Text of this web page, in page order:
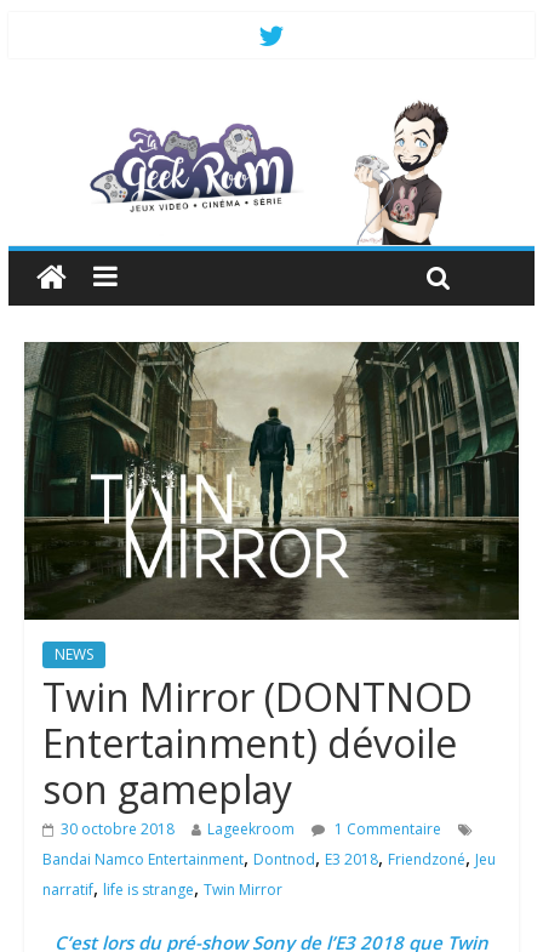
NEWS
Twin Mirror (DONTNOD
Entertainment) dévoile
son gameplay
30 octobre 2018 Lageekroom
1 Commentaire
Bandai Namco Entertainment, Dontnod, E3 2018, Friendzoné, Jeu
narratif, life is strange, Twin Mirror
C’est lors du pré-show Sony de l’E3 2018 que Twin